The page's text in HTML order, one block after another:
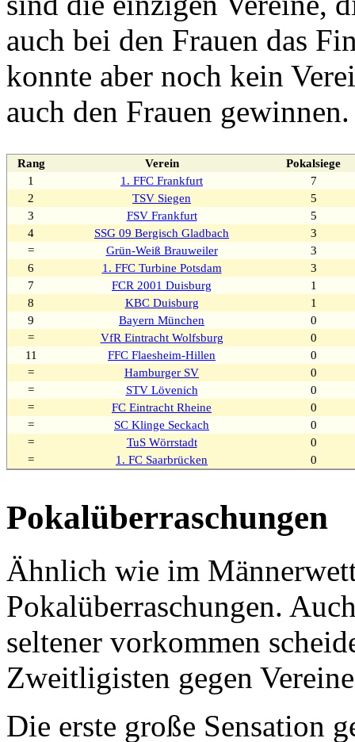
auch bei den Frauen das
konnte aber noch kein
auch den Frauen gewinnen.
Rang Verein
Pokalsiege
1
1. FFC Frankfurt
7
2
TSV Siegen
5
3
FSV Frankfurt
5
4
SSG 09 Bergisch Gladbach
3
=
Grün-Weiß Brauweiler
3
6
1. FFC Turbine Potsdam
3
7
FCR 2001 Duisburg
1
8
KBC Duisburg
1
9
Bayern München
0
=
VfR Eintracht Wolfsburg
0
11
FFC Flaesheim-Hillen
0
=
Hamburger SV
0
=
STV Lövenich
0
=
FC Eintracht Rheine
0
=
SC Klinge Seckach
0
=
TuS Wörrstadt
0
=
1. FC Saarbrücken 0
Pokalüberraschungen
Ähnlich wie im
Pokalüberraschungen.
seltener vorkommen
Zweitligisten gegen
Die erste große Sensation